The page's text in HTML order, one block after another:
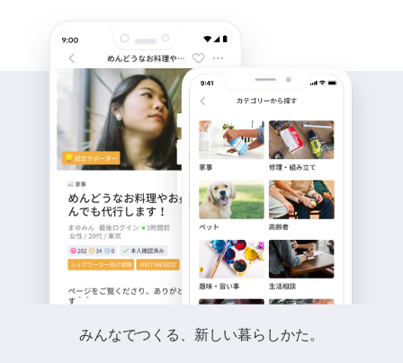
みんなでつくる、新しい暮らしかた。